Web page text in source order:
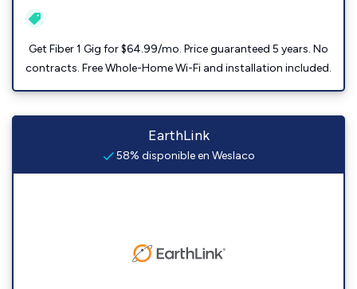
Get Fiber 1 Gig for $64.99/mo. Price guaranteed 5 years. No
contracts. Free Whole-Home Wi-Fi and installation included.
EarthLink
58% disponible en Weslaco